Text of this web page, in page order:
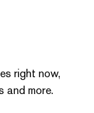
right now,
and more.